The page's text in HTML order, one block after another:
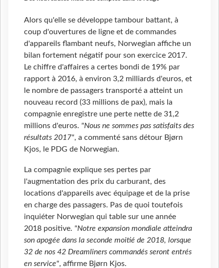
Alors qu'elle se développe tambour battant, à
coup d'ouvertures de ligne et de commandes
d'appareils flambant neufs, Norwegian affiche un
bilan fortement négatif pour son exercice 2017.
Le chiffre d'affaires a certes bondi de 19% par
rapport à 2016, à environ 3,2 milliards d'euros, et
le nombre de passagers transporté a atteint un
nouveau record (33 millions de pax), mais la
compagnie enregistre une perte nette de 31,2
millions d'euros. "Nous ne sommes pas satisfaits des
résultats 2017", a commenté sans détour Bjørn
Kjos, le PDG de Norwegian.
La compagnie explique ses pertes par
l'augmentation des prix du carburant, des
locations d'appareils avec équipage et de la prise
en charge des passagers. Pas de quoi toutefois
inquiéter Norwegian qui table sur une année
2018 positive. "Notre expansion mondiale atteindra
son apogée dans la seconde moitié de 2018, lorsque
32 de nos 42 Dreamliners commandés seront entrés
en service", affirme Bjørn Kjos.